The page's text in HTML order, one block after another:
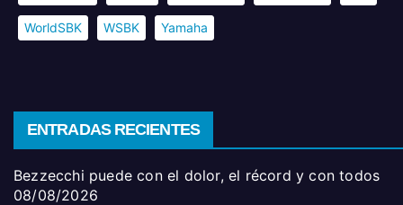
WorldSBK WSBK Yamaha
ENTRADAS RECIENTES
Bezzecchi puede con el dolor, el récord y con todos
08/08/2026